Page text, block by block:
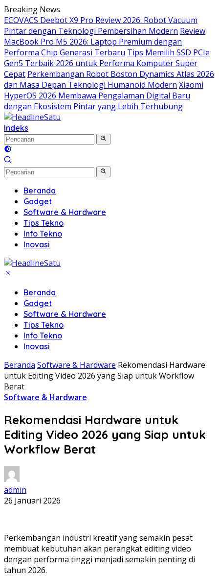
Langsung
ke
konten
Breaking News
ECOVACS Deebot X9 Pro Review 2026: Robot Vacuum
Pintar dengan Teknologi Pembersihan Modern Review
MacBook Pro M5 2026: Laptop Premium dengan
Performa Chip Generasi Terbaru Tips Memilih SSD PCIe
Gen5 Terbaik 2026 untuk Performa Komputer Super
Cepat Perkembangan Robot Boston Dynamics Atlas 2026
dan Masa Depan Teknologi Humanoid Modern Xiaomi
HyperOS 2026 Membawa Pengalaman Digital Baru
dengan Ekosistem Pintar yang Lebih Terhubung
Indeks
Beranda
Gadget
Software & Hardware
Tips Tekno
Info Tekno
Inovasi
Beranda
Gadget
Software & Hardware
Tips Tekno
Info Tekno
Inovasi
Beranda Software & Hardware Rekomendasi Hardware
untuk Editing Video 2026 yang Siap untuk Workflow
Berat
Software & Hardware
Rekomendasi Hardware untuk
Editing Video 2026 yang Siap untuk
Workflow Berat
admin
26 Januari 2026
Perkembangan industri kreatif yang semakin pesat
membuat kebutuhan akan perangkat editing video
dengan performa tinggi menjadi semakin penting di
tahun 2026.